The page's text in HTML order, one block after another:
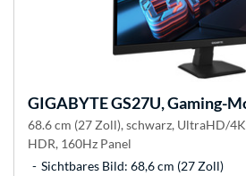
GIGABYTEGS27U, Gaming-
68.6 cm (27 Zoll), schwarz, UltraHD/
HDR, 160Hz Panel
Sichtbares Bild: 68,6 cm (27 Zoll)